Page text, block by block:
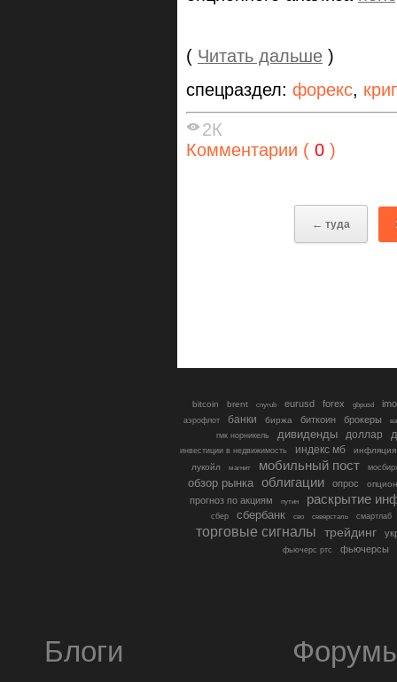
( Читать дальше )
спецраздел: форекс,
2К
Комментарии ( 0 )
← туда
bitcoin brent cnyrub eurusd forex gbpusd
аэрофлот банки биржа биткоин брокеры
гмк норникель
дивиденды доллар
инвестиции в недвижимость индекс мб
инфляция
лукойл
магнит мобильный пост
обзор рынка облигации опрос
прогноз по акциям путин раскрытие
сбер сбербанк сво северсталь смартлаб
торговые сигналы трейдинг
фьючерс ртс фьючерсы
Блоги